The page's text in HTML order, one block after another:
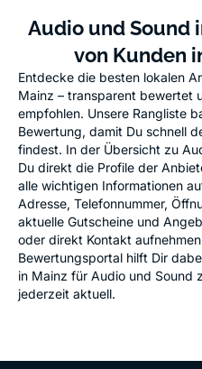
Audio und Sound
von Kunden
Entdecke die besten lokalen
Mainz – transparent bewertet
empfohlen. Unsere Rangliste
Bewertung, damit Du schnell
findest. In der Übersicht zu
Du direkt die Profile der
alle wichtigen Informationen
Adresse, Telefonnummer,
aktuelle Gutscheine und
oder direkt Kontakt
Bewertungsportal hilft Dir
in Mainz für Audio und Sound
jederzeit aktuell.